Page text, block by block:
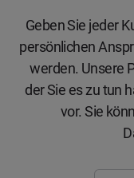
Geben Sie jeder
persönlichen
werden. Unsere
der Sie es zu tun
vor. Sie